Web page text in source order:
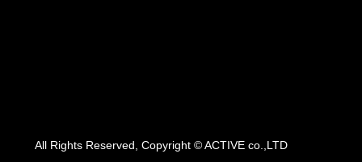
All Rights Reserved, Copyright © ACTIVE co.,LTD